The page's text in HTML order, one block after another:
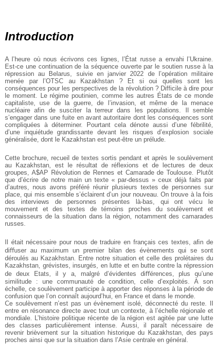
Introduction
A l’heure où nous écrivons ces lignes, l’État russe a envahi l’Ukraine.
Est-ce une continuation de la séquence ouverte par le soutien russe à la
répression au Belarus, suivie en janvier 2022 de l’opération militaire
menée par l’OTSC au Kazakhstan ? Et si oui quelles sont les
conséquences pour les perspectives de la révolution ? Difficile à dire pour
le moment. Le régime poutinien, comme les autres États de ce monde
capitaliste, use de la guerre, de l’invasion, et même de la menace
nucléaire afin de susciter la terreur dans les populations. Il semble
s’engager dans une fuite en avant autoritaire dont les conséquences sont
compliquées à déterminer. Pourtant cela dénote aussi d’une fébrilité,
d’une inquiétude grandissante devant les risques d’explosion sociale
généralisée, dont le Kazakhstan est peut-être un prélude.
Cette brochure, recueil de textes sortis pendant et après le soulèvement
au Kazakhstan, est le résultat de réflexions et de lectures de deux
groupes, A$AP Révolution de Rennes et Camarade de Toulouse. Plutôt
que d’écrire de notre main un texte « par-dessus » ceux déjà faits par
d’autres, nous avons préféré réunir plusieurs textes de personnes sur
place, qui mis ensemble s’éclairent d’un jour nouveau. On trouve à la fois
des interviews de personnes présentes là-bas, qui ont vécu le
mouvement et des textes de témoins proches du soulèvement et
connaisseurs de la situation dans la région, notamment des camarades
russes.
Il était nécessaire pour nous de traduire en français ces textes, aﬁn de
diﬀuser au maximum un premier bilandes évènements qui se sont
déroulés au Kazakhstan. Entre notre situation et celle des prolétaires du
Kazakhstan, grévistes, insurgés, en lutte et en butte contre la répression
de deux Etats, il y a, malgré d’évidentes diﬀérences,
plus qu’une
similitude : une communauté de condition, celle d’exploités. À son
échelle, ce soulèvement participe à apporter des réponses à la période de
confusion que l’on connaît aujourd’hui, en France et dans le monde.
Ce soulèvement n’est pas un évènement isolé, déconnecté du reste. Il
entre en résonance directe avec tout un contexte, à l’échelle régionale et
mondiale. L’histoire politique récente de la région est agitée par une lutte
des classes particulièrement intense. Aussi, il paraît nécessaire de
revenir brièvement sur la situation historique du Kazakhstan, des pays
proches ainsi que sur la situation dans l’Asie centrale en général.